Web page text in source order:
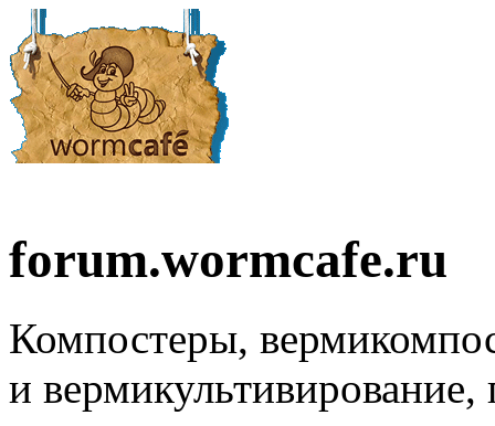
forum.wormcafe.ru
Компостеры,
и